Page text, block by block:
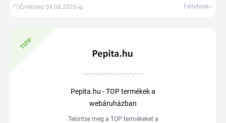
Érvényes 09.08.2026-ig Feltételek
TIPP
Pepita.hu - TOP termékek a
webáruházban
Tekintse meg a TOP termékeket a